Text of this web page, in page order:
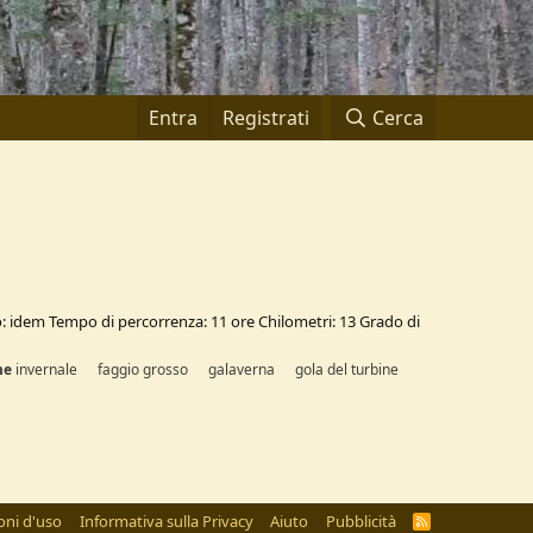
Entra Registrati Cerca
Tempo di percorrenza: 11 ore Chilometri: 13 Grado di
invernale faggio grosso galaverna gola del turbine
d'uso Informativa sulla Privacy Aiuto Pubblicità
R